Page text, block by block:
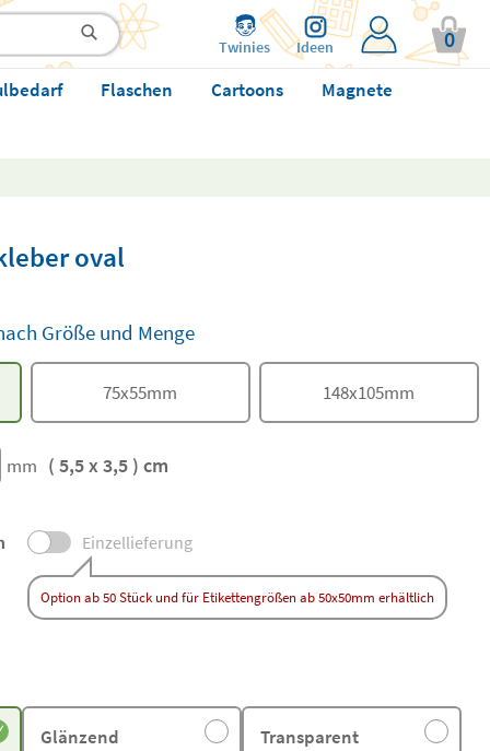
Twinies Ideen 0
Flaschen Cartoons Magnete
oval
Größe und Menge
75x55mm 148x105mm
mm ( 5,5 x 3,5 ) cm
Einzellieferung
Option ab 50 Stück und für Etikettengrößen ab 50x50mm erhältlich
Glänzend
Transparent